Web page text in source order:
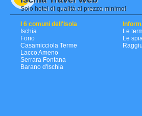
Solo hotel di qualità al prezzo minimo!
I 6 comuni dell'Isola
Ischia
Forio
Casamicciola Terme
Lacco Ameno
Serrara Fontana
Barano d'Ischia
Le
Le